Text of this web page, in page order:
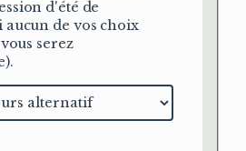
d'été de
aucun de vos choix
serez